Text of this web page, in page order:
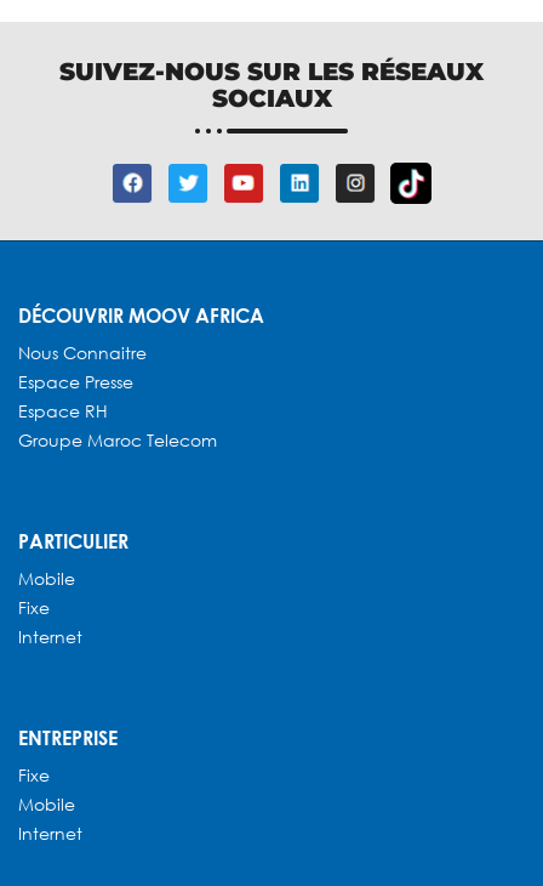
SUIVEZ-NOUS SUR LES RÉSEAUX
SOCIAUX
DÉCOUVRIR MOOV AFRICA
Nous Connaitre
Espace Presse
Espace RH
Groupe Maroc Telecom
PARTICULIER
Mobile
Fixe
Internet
ENTREPRISE
Fixe
Mobile
Internet